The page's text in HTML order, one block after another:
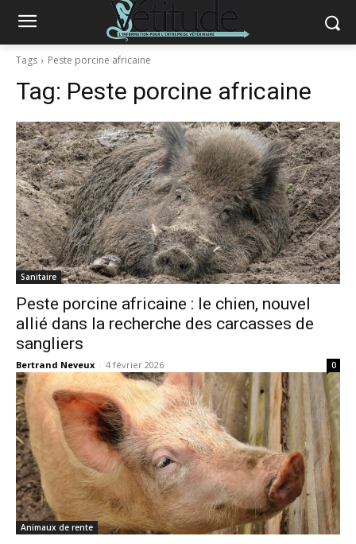
Tags Peste porcine africaine
Tag: Peste porcine africaine
Sanitaire
Peste porcine africaine : le chien, nouvel
allié dans la recherche des carcasses de
sangliers
Bertrand Neveux - 4 février 2026 0
Animaux de rente